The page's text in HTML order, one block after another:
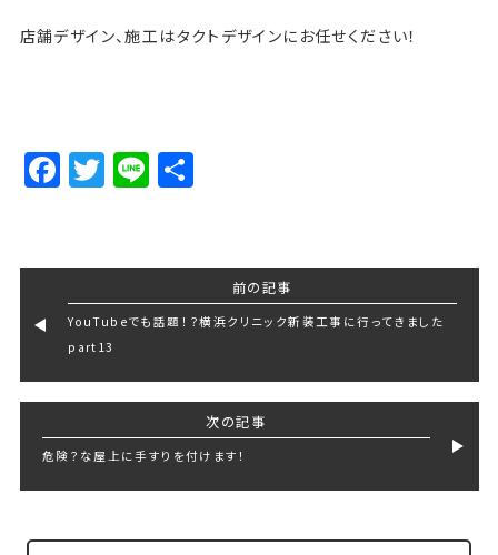
店舗デザイン、施工はタクトデザインにお任せください！
Facebook
Twitter
LineShare
前の記事
YouTubeでも話題！？横浜クリニック新装工事に行ってきました
part13
次の記事
危険？な屋上に手すりを付けます！